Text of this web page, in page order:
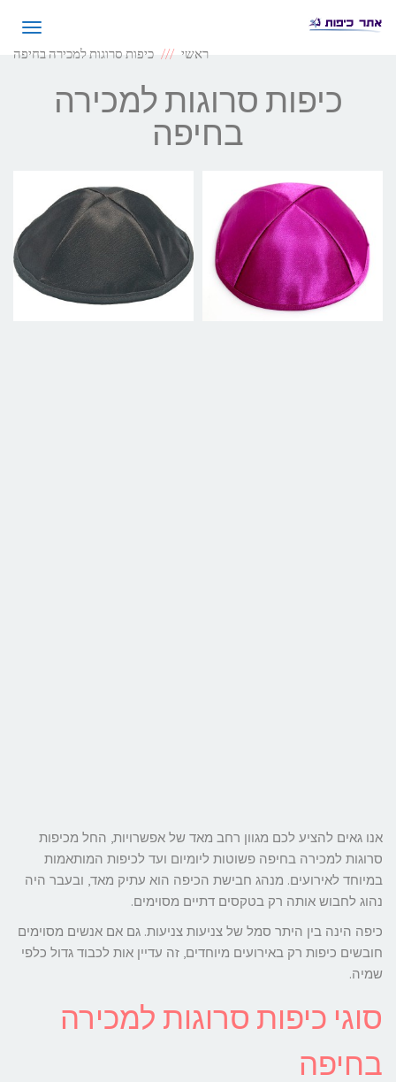
ראשי כיפות סרוגות למכירה בחיפה
כיפות סרוגות למכירה
בחיפה
אנו גאים להציע לכם מגוון רחב מאד של אפשרויות, החל מכיפות
סרוגות למכירה בחיפה פשוטות ליומיום ועד לכיפות המותאמות
במיוחד לאירועים. מנהג חבישת הכיפה הוא עתיק מאד, ובעבר היה
נהוג לחבוש אותה רק בטקסים דתיים מסוימים.
כיפה הינה בין היתר סמל של צניעות צניעות. גם אם אנשים מסוימים
חובשים כיפות רק באירועים מיוחדים, זה עדיין אות לכבוד גדול כלפי
שמיה.
סוגי כיפות סרוגות למכירה
בחיפה